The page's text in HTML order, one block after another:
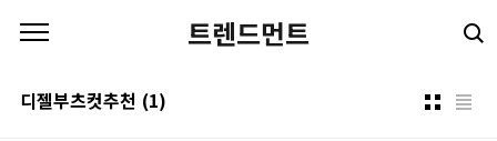
트렌드먼트
디젤부츠컷추천 (1)